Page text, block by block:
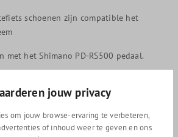
schoenen zijn compatible het
met het Shimano PD-RS500 pedaal.
jouw privacy
om jouw browse-ervaring te verbeteren,
of inhoud weer te geven en ons